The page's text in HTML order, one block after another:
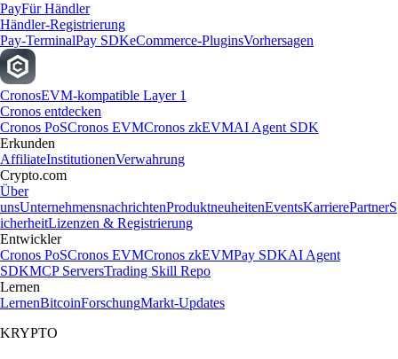
PayFür Händler
Händler-Registrierung
Pay-TerminalPay SDKeCommerce-PluginsVorhersagen
CronosEVM-kompatible Layer 1
Cronos entdecken
Cronos PoSCronos EVMCronos zkEVMAI Agent SDK
Erkunden
AffiliateInstitutionenVerwahrung
Crypto.com
Über
unsUnternehmensnachrichtenProduktneuheitenEventsKarrierePartnerS
icherheitLizenzen & Registrierung
Entwickler
Cronos PoSCronos EVMCronos zkEVMPay SDKAI Agent
SDKMCP ServersTrading Skill Repo
Lernen
LernenBitcoinForschungMarkt-Updates
KRYPTO